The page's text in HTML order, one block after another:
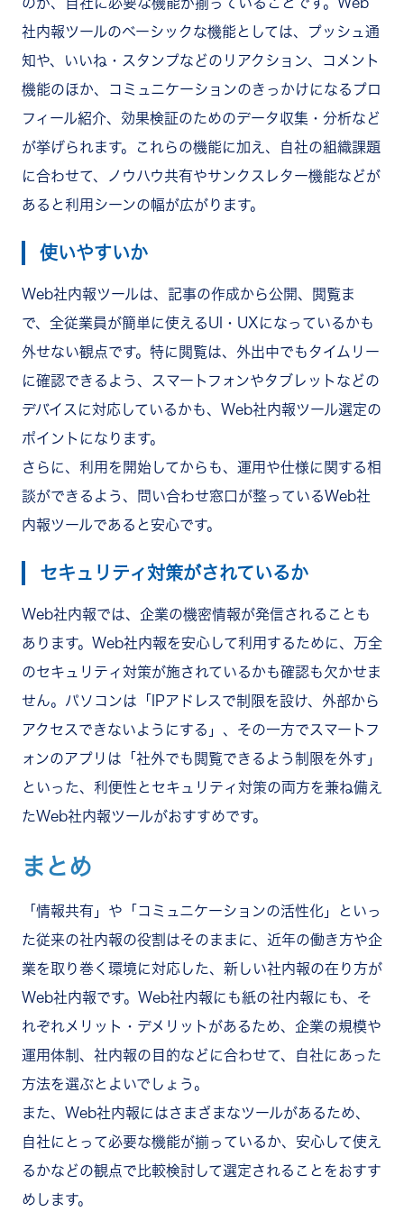
のが、自社に必要な機能が揃っていることです。Web
社内報ツールのベーシックな機能としては、プッシュ通
知や、いいね・スタンプなどのリアクション、コメント
機能のほか、コミュニケーションのきっかけになるプロ
フィール紹介、効果検証のためのデータ収集・分析など
が挙げられます。これらの機能に加え、自社の組織課題
に合わせて、ノウハウ共有やサンクスレター機能などが
あると利用シーンの幅が広がります。
使いやすいか
Web社内報ツールは、記事の作成から公開、閲覧ま
で、全従業員が簡単に使えるUI・UXになっているかも
外せない観点です。特に閲覧は、外出中でもタイムリー
に確認できるよう、スマートフォンやタブレットなどの
デバイスに対応しているかも、Web社内報ツール選定の
ポイントになります。
さらに、利用を開始してからも、運用や仕様に関する相
談ができるよう、問い合わせ窓口が整っているWeb社
内報ツールであると安心です。
セキュリティ対策がされているか
Web社内報では、企業の機密情報が発信されることも
あります。Web社内報を安心して利用するために、万全
のセキュリティ対策が施されているかも確認も欠かせま
せん。パソコンは「IPアドレスで制限を設け、外部から
アクセスできないようにする」、その一方でスマートフ
ォンのアプリは「社外でも閲覧できるよう制限を外す」
といった、利便性とセキュリティ対策の両方を兼ね備え
たWeb社内報ツールがおすすめです。
まとめ
「情報共有」や「コミュニケーションの活性化」といっ
た従来の社内報の役割はそのままに、近年の働き方や企
業を取り巻く環境に対応した、新しい社内報の在り方が
Web社内報です。Web社内報にも紙の社内報にも、そ
れぞれメリット・デメリットがあるため、企業の規模や
運用体制、社内報の目的などに合わせて、自社にあった
方法を選ぶとよいでしょう。
また、Web社内報にはさまざまなツールがあるため、
自社にとって必要な機能が揃っているか、安心して使え
るかなどの観点で比較検討して選定されることをおすす
めします。